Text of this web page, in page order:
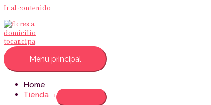
Ir al contenido
Menú principal
Home
Tienda